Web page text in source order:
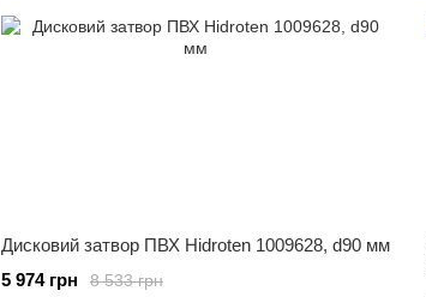
Дисковий затвор ПВХ Hidroten 1009628, d90 мм
8 533 грн
5 974 грн